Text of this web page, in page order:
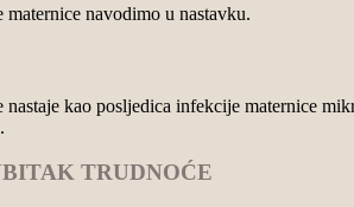
navodimo u nastavku.
nastaje kao posljedica infekcije maternice
.
TRUDNOĆE